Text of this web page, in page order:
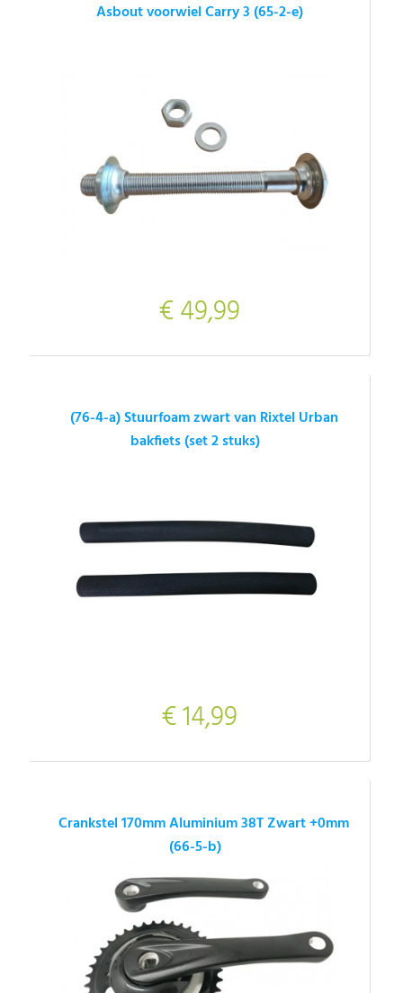
Asbout voorwiel Carry 3 (65-2-e)
€ 49,99
(76-4-a) Stuurfoam zwart van Rixtel Urban
bakfiets (set 2 stuks)
€ 14,99
Crankstel 170mm Aluminium 38T Zwart +0mm
(66-5-b)